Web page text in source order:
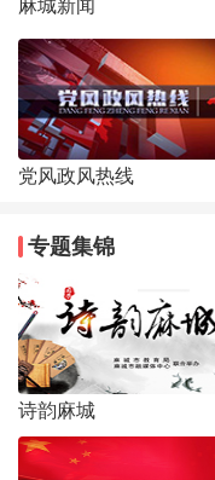
麻城新闻
党风政风热线
专题集锦
诗韵麻城